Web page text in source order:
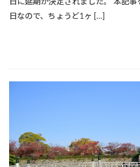
日なので、ちょうど1ヶ […]